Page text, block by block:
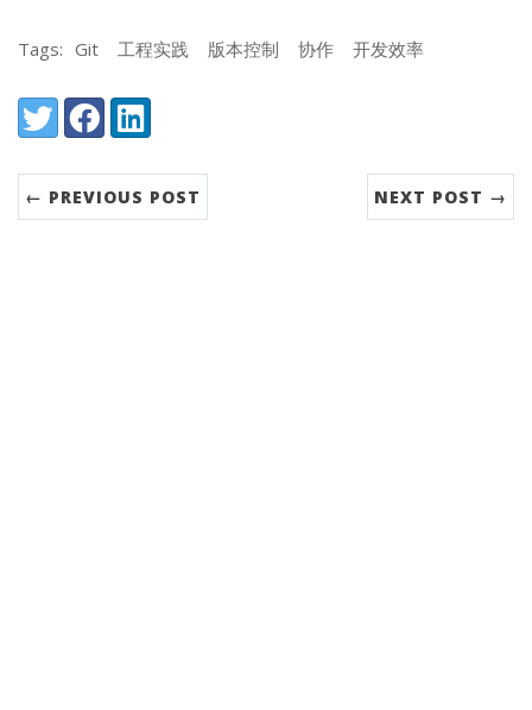
Tags: Git 工程实践 版本控制 协作 开发效率
Share:
TwitterFacebookLinkedIn
← PREVIOUS POST NEXT POST →